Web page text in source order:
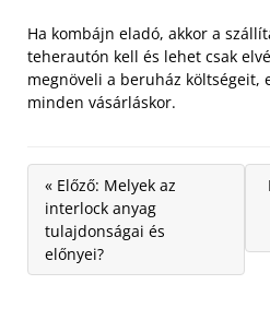
Ha kombájn eladó, akkor a
teherautón kell és lehet csak
megnöveli a beruház költségeit,
minden vásárláskor.
« Előző: Melyek az
interlock anyag
tulajdonságai és
előnyei?